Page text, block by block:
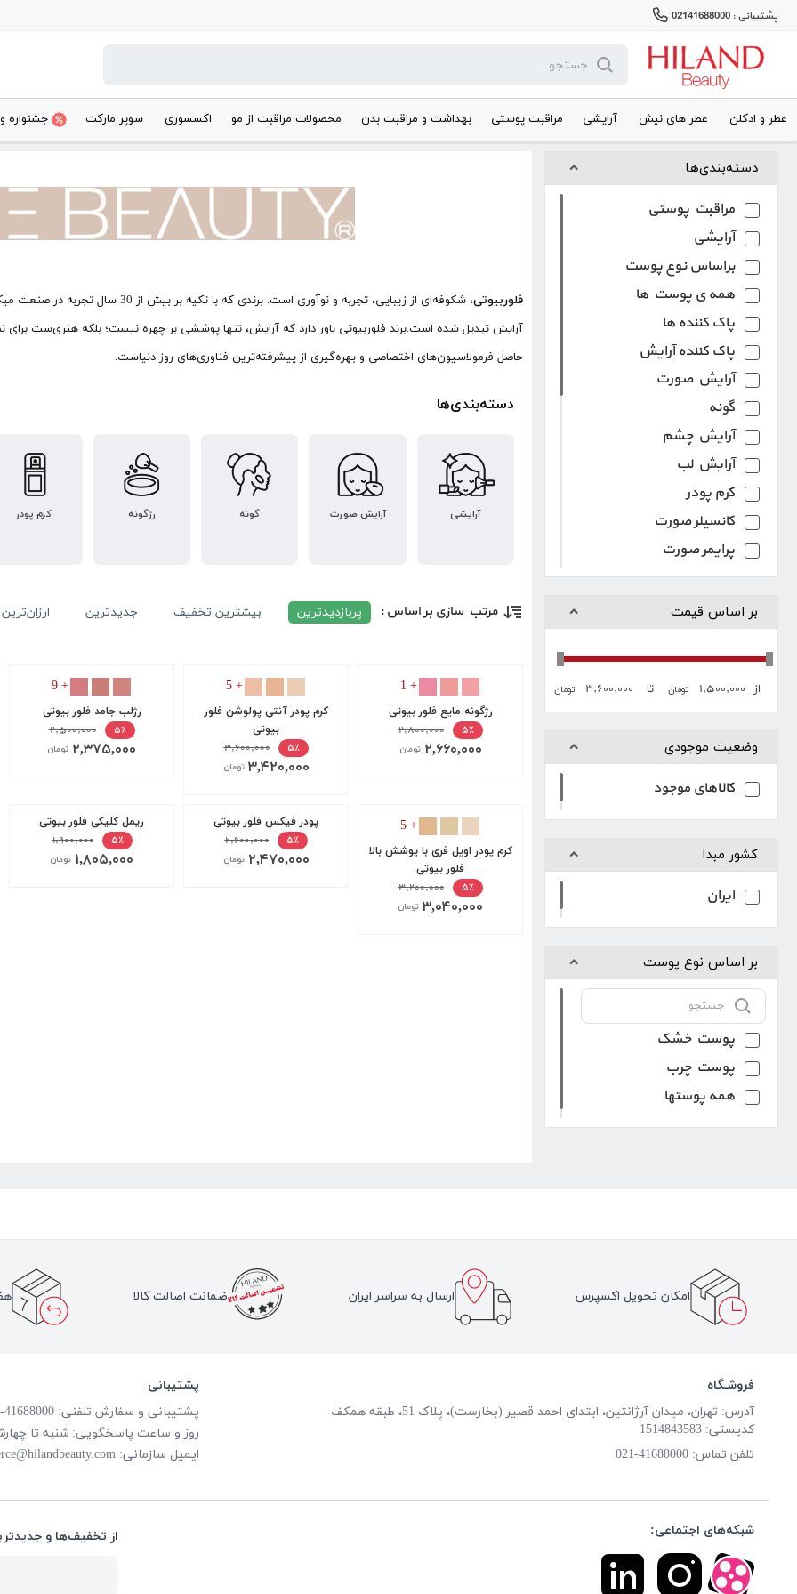
پشتیبانی : 02141688000
عطر و ادکلن عطر های نیش آرایشی مراقبت پوستی بهداشت و مراقبت بدن محصولات مراقبت از مو اکسسوری سوپر مارکت جشنواره
دسته‌بندی‌ها
مراقبت پوستی
آرایشی
براساس نوع پوست
همه ی پوست ها
پاک کننده ها
پاک کننده آرایش
آرایش صورت
گونه
آرایش چشم
آرایش لب
کرم پودر
کانسیلر صورت
پرایمر صورت
فیکساتور
کانتور
هایلایتر
رژگونه
ریمل
سایه چشم
رژلب
پودر صورت و پنکک
بر اساس قیمت
از ۱,۵۰۰,۰۰۰ تومان تا ۳,۶۰۰,۰۰۰ تومان
وضعیت موجودی
کالاهای موجود
کشور مبدا
ایران
بر اساس نوع پوست
پوست خشک
پوست چرب
همه پوستها
فلوربیوتی
، شکوفه‌ای از زیبایی، تجربه و نوآوری
آرایش تبدیل شده است.برند فلوربیوتی باور دارد که آرایش، تنها پوششی بر چهره نیست؛ بلکه هنری‌ست
حاصل فرمولاسیون‌های اختصاصی و بهره‌گیری از پیشرفته‌ترین فناوری‌های روز دنیاست.
دسته‌بندی‌ها
آرایشی آرایش صورت گونه رژگونه کرم پودر
مرتب سازی بر اساس : پربازدیدترین بیشترین تخفیف جدیدترین ارزان‌ترین
+ 1
رژگونه مایع فلور بیوتی
۵٪
۲,۸۰۰,۰۰۰
۲,۶۶۰,۰۰۰ تومان
+ 5
کرم پودر آنتی پولوشن فلور
بیوتی
۵٪
۳,۶۰۰,۰۰۰
۳,۴۲۰,۰۰۰ تومان
+ 9
رژلب جامد فلور بیوتی
۵٪
۲,۵۰۰,۰۰۰
۲,۳۷۵,۰۰۰ تومان
+ 5
کرم پودر اویل فری با پوشش بالا
فلور بیوتی
۵٪
۳,۲۰۰,۰۰۰
۳,۰۴۰,۰۰۰ تومان
پودر فیکس فلور بیوتی
۵٪
۲,۶۰۰,۰۰۰
۲,۴۷۰,۰۰۰ تومان
ریمل کلیکی فلور بیوتی
۵٪
۱,۹۰۰,۰۰۰
۱,۸۰۵,۰۰۰ تومان
امکان تحویل اکسپرس ارسال به سراسر ایران ضمانت اصالت کالا
فروشـگاه
آدرس: تهران، میدان آرژانتین، ابتدای احمد قصیر (بخارست)، پلاک 51، طبقه همکف
کدپستی: 1514843583
تلفن تماس: 41688000-021
پشتیبانی
پشتیبانی و سفارش تلفنی: 41688000-021
روز و ساعت پاسخگویی: شنبه تا چهارشنبه از
ایمیل سازمانی:
شبکه‌های اجتماعی: از تخفیف‌ها و